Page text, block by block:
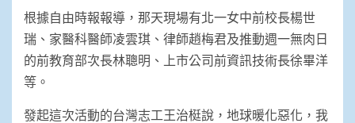
根據自由時報報導，那天現場有北一女中前校長楊世
瑞、家醫科醫師凌雲琪、律師趙梅君及推動週一無肉日
的前教育部次長林聰明、上市公司前資訊技術長徐畢洋
等。
發起這次活動的台灣志工王治梃說，地球暖化惡化，我